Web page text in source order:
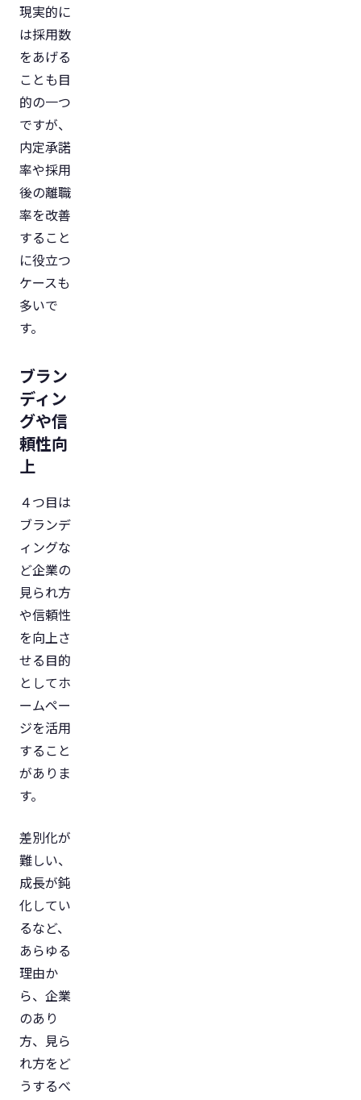
現実的に
は採用数
をあげる
ことも目
的の一つ
ですが、
内定承諾
率や採用
後の離職
率を改善
すること
に役立つ
ケースも
多いで
す。
ブラン
ディン
グや信
頼性向
上
４つ目は
ブランデ
ィングな
ど企業の
見られ方
や信頼性
を向上さ
せる目的
としてホ
ームペー
ジを活用
すること
がありま
す。
差別化が
難しい、
成長が鈍
化してい
るなど、
あらゆる
理由か
ら、企業
のあり
方、見ら
れ方をど
うするべ